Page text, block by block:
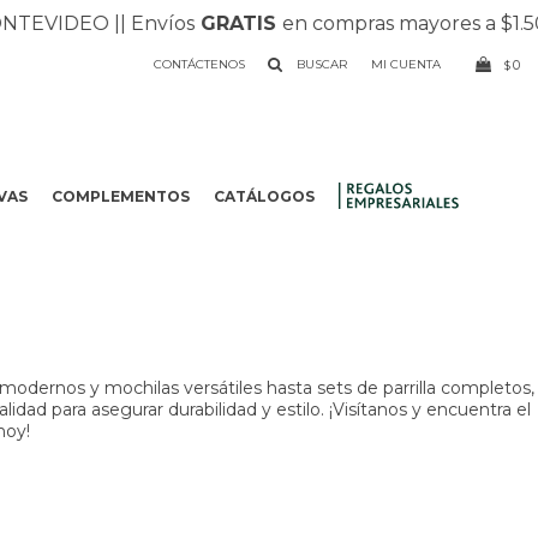
|| EnvíosGRATISen compras mayores a
COMPLEMENTOS CATÁLOGOS
CONTÁCTENOS $0
y mochilas versátiles hasta sets de parrilla completos,
para asegurar durabilidad y estilo. ¡Visítanos y encuentra el